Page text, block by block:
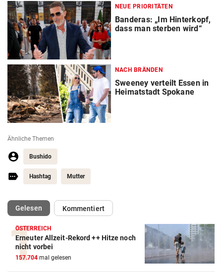
NEUE PRIORITÄTEN
Banderas: „Im Hinterkopf,
dass man sterben wird“
NACH BRÄNDEN
Sweeney verteilt Essen in
Heimatstadt Spokane
Ähnliche Themen
Bushido
Hashtag Mutter
Gelesen(ausgewählt)Kommentiert
ÖSTERREICH
Erneuter Allzeit-Rekord ++ Hitze noch
nicht vorbei
157.704 mal gelesen